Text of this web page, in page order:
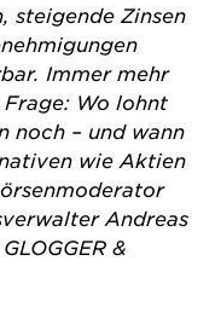
steigende Zinsen
Immer mehr
Wo lohnt
noch – und wann
wie Aktien
Andreas
&